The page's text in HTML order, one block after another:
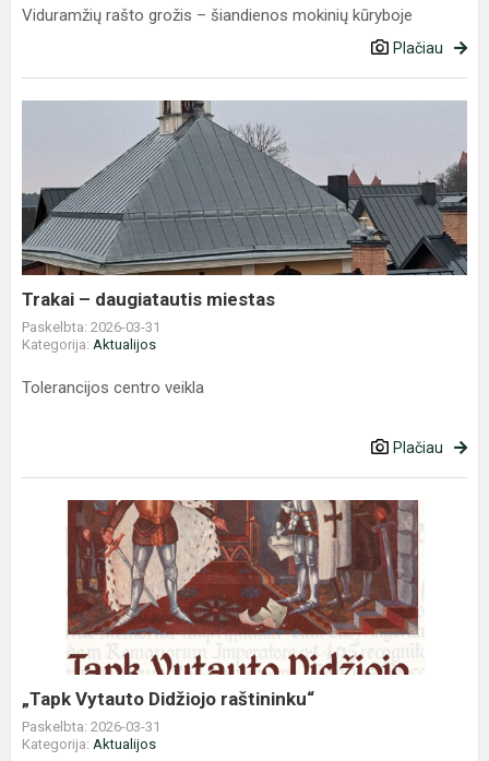
Viduramžių rašto grožis – šiandienos mokinių kūryboje
Plačiau
daugiatautis
miestas
Trakai – daugiatautis miestas
Paskelbta: 2026-03-31
Kategorija: Aktualijos
Tolerancijos centro veikla
Plačiau
Vytauto
Didžiojo
raštininku“
„Tapk Vytauto Didžiojo raštininku“
Paskelbta: 2026-03-31
Kategorija: Aktualijos